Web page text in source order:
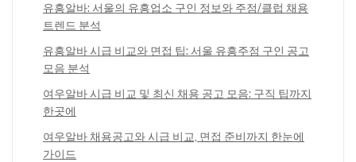
유흥알바: 서울의 유흥업소 구인 정보와 주점/클럽 채용
트렌드 분석
유흥알바 시급 비교와 면접 팁: 서울 유흥주점 구인 공고
모음 분석
여우알바 시급 비교 및 최신 채용 공고 모음: 구직 팁까지
한곳에
여우알바 채용공고와 시급 비교, 면접 준비까지 한눈에
가이드